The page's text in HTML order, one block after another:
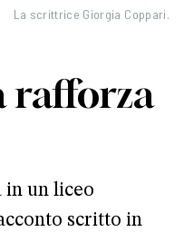
rafforza
in un liceo
scritto in
La scrittrice Giorgia Coppari.